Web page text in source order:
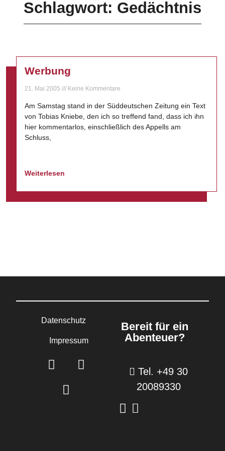
Schlagwort: Gedächtnis
Werbung
21. Mai 2005 Keine Kommentare
Am Samstag stand in der Süddeutschen Zeitung ein Text
von Tobias Kniebe, den ich so treffend fand, dass ich ihn
hier kommentarlos, einschließlich des Appells am
Schluss,
Weiterlesen
Datenschutz
Impressum
Bereit für ein
Abenteuer?
Tel. +49 30
20089330